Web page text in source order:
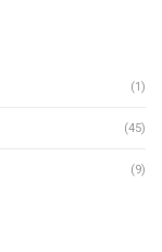
(1)
(45)
(9)